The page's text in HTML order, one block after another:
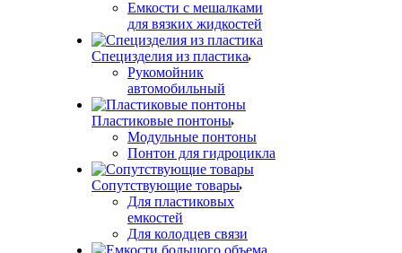
Емкости с мешалками
для вязких жидкостей
Специзделия из пластика
Рукомойник
автомобильный
Пластиковые понтоны
Модульные понтоны
Понтон для гидроцикла
Сопутствующие товары
Для пластиковых
емкостей
Для колодцев связи